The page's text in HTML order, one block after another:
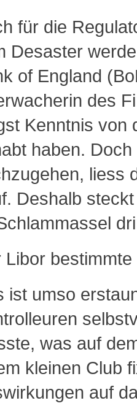
für die
Desaster
of England
des
Kenntnis von
haben.
liess
Deshalb
Libor
ist umso
was auf
kleinen Club
auf